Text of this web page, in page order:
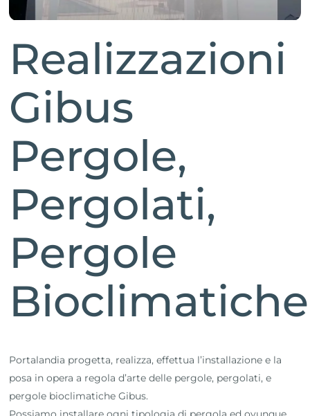
Realizzazioni
Gibus
Pergole,
Pergolati,
Pergole
Portalandia progetta, realizza, effettua l’installazione e la
posa in opera a regola d’arte delle pergole, pergolati, e
pergole bioclimatiche Gibus.